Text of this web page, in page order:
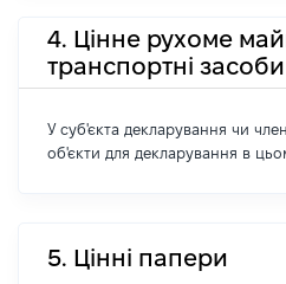
4. Цінне рухоме
транспортні засоби
У суб'єкта декларування чи
об'єкти для декларування в
5. Цінні папери